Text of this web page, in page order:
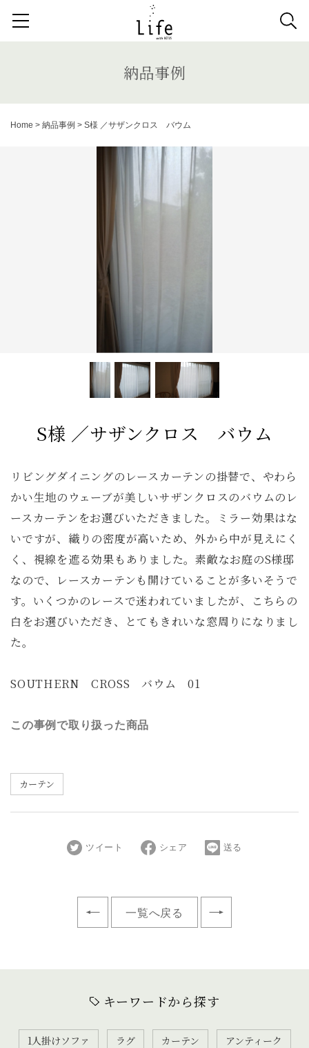
検索する記事の種類：
納品事例 News
キーワードから記事を探す
ファブリック コレクション
スツール
サイドテーブル
コンソールデスク
2人掛けソファ リビングテーブル
納品事例
Home > 納品事例 > S様 ／サザンクロス バウム
S様 ／サザンクロス バウム
リビングダイニングのレースカーテンの掛替で、やわら
かい生地のウェーブが美しいサザンクロスのバウムのレ
ースカーテンをお選びいただきました。ミラー効果はな
いですが、織りの密度が高いため、外から中が見えにく
く、視線を遮る効果もありました。素敵なお庭のS様邸
なので、レースカーテンも開けていることが多いそうで
す。いくつかのレースで迷われていましたが、こちらの
白をお選びいただき、とてもきれいな窓周りになりまし
た。
SOUTHERN CROSS バウム 01
この事例で取り扱った商品
カーテン
ツイート シェア 送る
一覧へ戻る
キーワードから探す
1人掛けソファ ラグ カーテン
アンティーク